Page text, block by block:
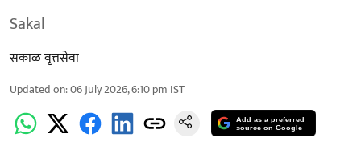
Sakal
सकाळ वृत्तसेवा
Updated on:06 July 2026, 6:10 pm IST
Add as a preferred
source on Google